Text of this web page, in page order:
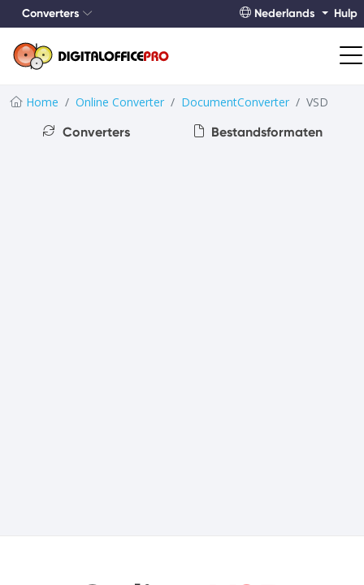
Converters Nederlands Hulp
Home Online Converter DocumentConverter
VSD
Converters
Bestandsformaten